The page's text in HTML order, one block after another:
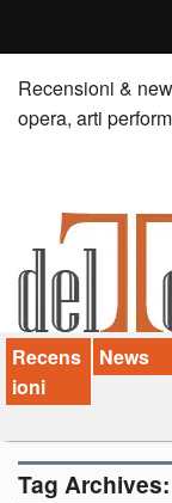
Home
Recensioni
News
Palazzi consiglia
Video
Chi siamo
Contatti
Recensioni &
opera, arti
Recens
ioni
News
Tag Archives: